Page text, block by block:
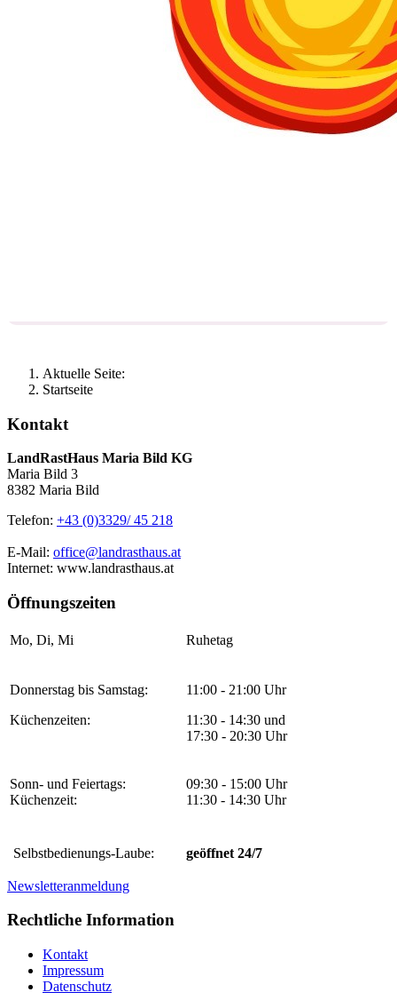
Aktuelle Seite:
Startseite
Kontakt
LandRastHaus Maria Bild KG
Maria Bild 3
8382 Maria Bild
Telefon: +43 (0)3329/ 45 218
E-Mail: office@landrasthaus.at
Internet: www.landrasthaus.at
Öffnungszeiten
Mo, Di, Mi Ruhetag
Donnerstag bis Samstag:
Küchenzeiten:
11:00 - 21:00 Uhr
11:30 - 14:30 und
17:30 - 20:30 Uhr
Sonn- und Feiertags:
Küchenzeit:
09:30 - 15:00 Uhr
11:30 - 14:30 Uhr
Selbstbedienungs-Laube: geöffnet 24/7
Newsletteranmeldung
Rechtliche Information
Kontakt
Impressum
Datenschutz